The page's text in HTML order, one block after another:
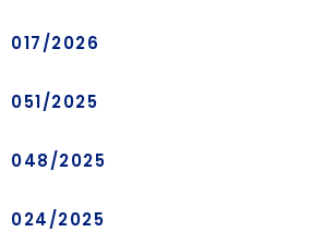
017/2026
051/2025
048/2025
024/2025